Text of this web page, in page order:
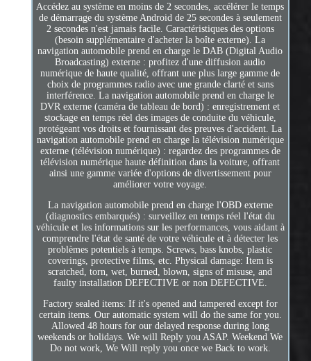
Accédez au système en moins de 2 secondes, accélérer le temps
de démarrage du système Android de 25 secondes à seulement
2 secondes n'est jamais facile. Caractéristiques des options
(besoin supplémentaire d'acheter la boîte externe). La
navigation automobile prend en charge le DAB (Digital Audio
Broadcasting) externe : profitez d'une diffusion audio
numérique de haute qualité, offrant une plus large gamme de
choix de programmes radio avec une grande clarté et sans
interférence. La navigation automobile prend en charge le
DVR externe (caméra de tableau de bord) : enregistrement et
stockage en temps réel des images de conduite du véhicule,
protégeant vos droits et fournissant des preuves d'accident. La
navigation automobile prend en charge la télévision numérique
externe (télévision numérique) : regardez des programmes de
télévision numérique haute définition dans la voiture, offrant
ainsi une gamme variée d'options de divertissement pour
améliorer votre voyage.
La navigation automobile prend en charge l'OBD externe
(diagnostics embarqués) : surveillez en temps réel l'état du
véhicule et les informations sur les performances, vous aidant à
comprendre l'état de santé de votre véhicule et à détecter les
problèmes potentiels à temps. Screws, bass knobs, plastic
coverings, protective films, etc. Physical damage: Item is
scratched, torn, wet, burned, blown, signs of misuse, and
faulty installation DEFECTIVE or non DEFECTIVE.
Factory sealed items: If it's opened and tampered except for
certain items. Our automatic system will do the same for you.
Allowed 48 hours for our delayed response during long
weekends or holidays. We will Reply you ASAP. Weekend We
Do not work, We Will reply you once we Back to work.